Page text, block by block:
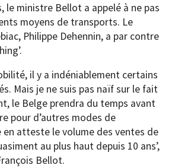
le ministre Bellot a appelé à ne pas
moyens de transports. Le
Philippe Dehennin, a par contre
il y a indéniablement certains
Mais je ne suis pas naïf sur le fait
le Belge prendra du temps avant
pour d’autres modes de
atteste le volume des ventes de
au plus haut depuis 10 ans’,
Bellot.